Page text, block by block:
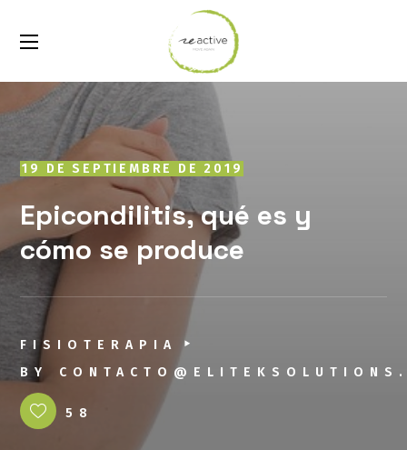
19 DE SEPTIEMBRE DE 2019
Epicondilitis, qué es y
cómo se produce
FISIOTERAPIA
BY
58